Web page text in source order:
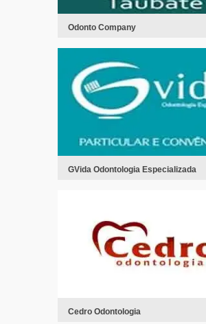
Odonto Company
GVida Odontologia Especializada
Cedro Odontologia